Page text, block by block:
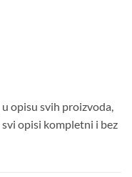
opisu svih proizvoda,
opisi kompletni i bez